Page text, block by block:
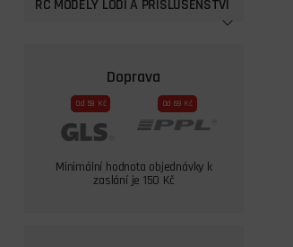
RC MODELY LODÍ A PŘISLUŠENSTVÍ
Doprava
Od 59 Kč Od 69 Kč
Minimální hodnota objednávky k
zaslání je 150 Kč